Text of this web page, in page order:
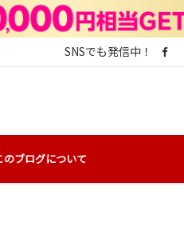
SNSでも発信中！
のブログについて